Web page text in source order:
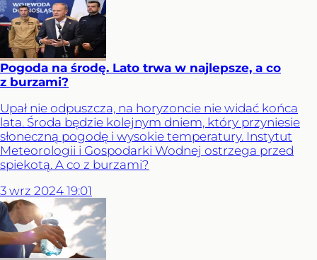
Pogoda na środę. Lato trwa w najlepsze, a co
z burzami?
Upał nie odpuszcza, na horyzoncie nie widać końca
lata. Środa będzie kolejnym dniem, który przyniesie
słoneczną pogodę i wysokie temperatury. Instytut
Meteorologii i Gospodarki Wodnej ostrzega przed
spiekotą. A co z burzami?
3 wrz 2024 19:01